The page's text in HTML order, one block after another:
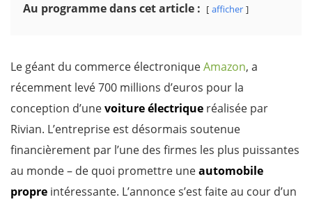
Au programme dans cet article : afficher
Le géant du commerce électroniqueAmazon, a
récemment levé 700 millions d’euros pour la
conception d’unevoitureélectrique réalisée par
Rivian. L’entreprise est désormais soutenue
financièrement par l’une des firmes les plus puissantes
au monde – de quoi promettre uneautomobile
propre intéressante. L’annonce s’est faite au cour d’un